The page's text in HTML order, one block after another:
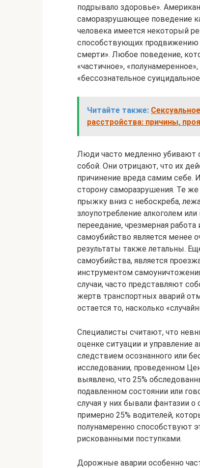
подрывало здоровье».
саморазрушающее поведение
человека имеется некоторый
способствующих продвижению
смерти». Любое поведение,
«частичное»,
«бессознательное
Читайте также:
расстройства: причины,
Люди часто медленно убивают
собой. Они отрицают, что их
причинение вреда самим себе.
сторону саморазрушения. Те
прыжку вниз с небоскреба,
злоупотребление алкоголем
переедание, чрезмерная
самоубийство является менее
результаты также летальны.
самоубийства, является
инструментом
случаи, часто представляют
жертв транспортных аварий
остается то, насколько
Специалисты считают, что
оценке ситуации и управление
следствием осознанного или
исследовании, проведенном
выявлено, что 25%
подавленном состоянии или
случая у них бывали фантазии
примерно 25% водителей,
полунамеренно способствуют
рискованными поступками.
Дорожные аварии особенно